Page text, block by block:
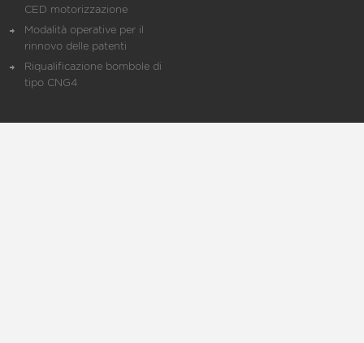
CED motorizzazione
Modalità operative per il
rinnovo delle patenti
Riqualificazione bombole di
tipo CNG4